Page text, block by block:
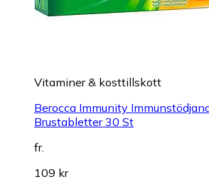
Vitaminer & kosttillskott
Berocca Immunity
Brustabletter 30 St
fr.
109 kr